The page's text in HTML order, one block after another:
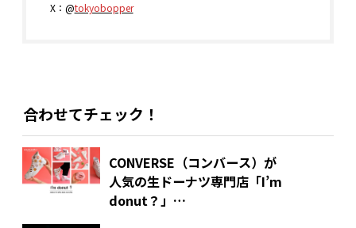
X：@tokyobopper
合わせてチェック！
CONVERSE（コンバース）が
人気の生ドーナツ専門店「I’m
donut？」